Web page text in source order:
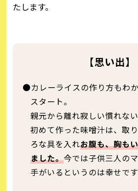
たします。
【思い出】
●カレーライスの作り方もわ
スタート。
親元から離れ寂しい慣れない
初めて作った味噌汁は、取
ろな具を入れお腹も、胸も
ました。今では子供三人の
手がいるというのは幸せです